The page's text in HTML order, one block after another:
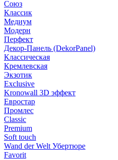
Союз
Классик
Медиум
Модерн
Перфект
Декор-Панель (DekorPanel)
Классическая
Кремлевская
Экзотик
Exclusive
Kronowall 3D эффект
Евростар
Промлес
Classic
Premium
Soft touch
Wand der Welt Убертюре
Favorit